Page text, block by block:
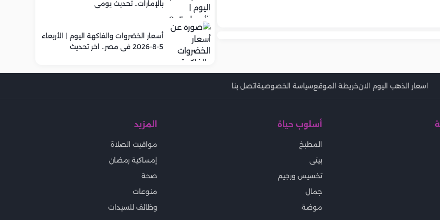
بالإمارات.. تحديث يومي
أسعار الخضروات والفاكهة اليوم | الأربعاء
5-8-2026 في مصر.. اخر تحديث
اسعار الذهب اليوم الانخريطة الموقعسياسة الخصوصيةاتصل بنا
أسلوب حياة
المطبخ
بيتى
تخسيس ورجيم
جمال
موضة
المزيد
مواقيت الصلاة
إمساكية رمضان
صحة
منوعات
وظائف للسيدات